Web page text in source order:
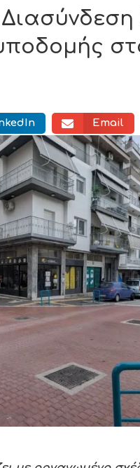
Email